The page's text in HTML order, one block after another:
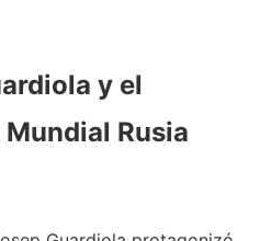
y el
Rusia